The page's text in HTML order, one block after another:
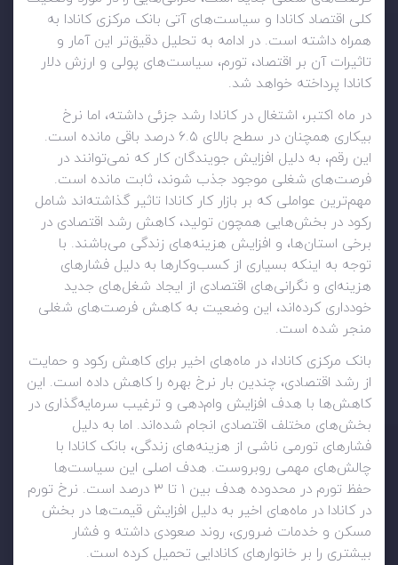
کلی اقتصاد کانادا و سیاست‌های آتی بانک مرکزی کانادا به
همراه داشته است. در ادامه به تحلیل دقیق‌تر این آمار و
تاثیرات آن بر اقتصاد، تورم، سیاست‌های پولی و ارزش دلار
کانادا پرداخته خواهد شد.
در ماه اکتبر، اشتغال در کانادا رشد جزئی داشته، اما نرخ
بیکاری همچنان در سطح بالای ۶.۵ درصد باقی مانده است.
این رقم، به دلیل افزایش جویندگان کار که نمی‌توانند در
فرصت‌های شغلی موجود جذب شوند، ثابت مانده است.
مهم‌ترین عواملی که بر بازار کار کانادا تاثیر گذاشته‌اند شامل
رکود در بخش‌هایی همچون تولید، کاهش رشد اقتصادی در
برخی استان‌ها، و افزایش هزینه‌های زندگی می‌باشند. با
توجه به اینکه بسیاری از کسب‌وکارها به دلیل فشارهای
هزینه‌ای و نگرانی‌های اقتصادی از ایجاد شغل‌های جدید
خودداری کرده‌اند، این وضعیت به کاهش فرصت‌های شغلی
منجر شده است.
بانک مرکزی کانادا، در ماه‌های اخیر برای کاهش رکود و حمایت
از رشد اقتصادی، چندین بار نرخ بهره را کاهش داده است. این
کاهش‌ها با هدف افزایش وام‌دهی و ترغیب سرمایه‌گذاری در
بخش‌های مختلف اقتصادی انجام شده‌اند. اما به دلیل
فشارهای تورمی ناشی از هزینه‌های زندگی، بانک کانادا با
چالش‌های مهمی روبروست. هدف اصلی این سیاست‌ها
حفظ تورم در محدوده هدف بین ۱ تا ۳ درصد است. نرخ تورم
در کانادا در ماه‌های اخیر به دلیل افزایش قیمت‌ها در بخش
مسکن و خدمات ضروری، روند صعودی داشته و فشار
بیشتری را بر خانوارهای کانادایی تحمیل کرده است.